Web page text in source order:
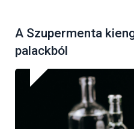
A Szupermenta
palackból